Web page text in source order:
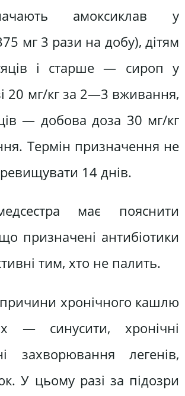
амоксиклав у
мг 3 рази на добу), дітям
і старше — сироп у
20 мг/кг за 2—3 вживання,
— добова доза 30 мг/кг
Термін призначення не
14 днів.
має пояснити
призначені антибіотики
тим, хто не палить.
причини хронічного кашлю
— синусити, хронічні
захворювання легенів,
У цьому разі за підозри